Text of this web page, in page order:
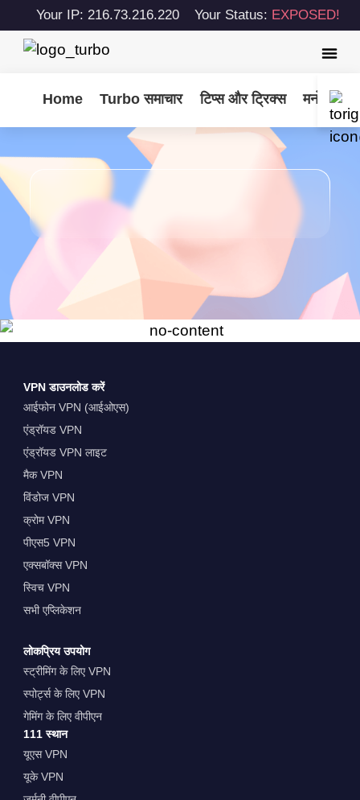
Your IP: 216.73.216.220 Your Status: EXPOSED!
Home Turbo समाचार टिप्स और ट्रिक्स मनोरंजन
VPN डाउनलोड करें
आईफोन VPN (आईओएस)
एंड्रॉयड VPN
एंड्रॉयड VPN लाइट
मैक VPN
विंडोज VPN
क्रोम VPN
पीएस5 VPN
एक्सबॉक्स VPN
स्विच VPN
सभी एप्लिकेशन
लोकप्रिय उपयोग
स्ट्रीमिंग के लिए VPN
स्पोर्ट्स के लिए VPN
गेमिंग के लिए वीपीएन
111 स्थान
यूएस VPN
यूके VPN